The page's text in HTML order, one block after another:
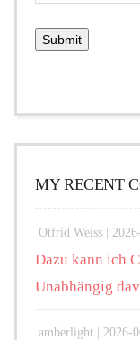
MY RECENT
Otfrid Weiss |
Dazu kann ich
Unabhängig
amberlight | 2026-